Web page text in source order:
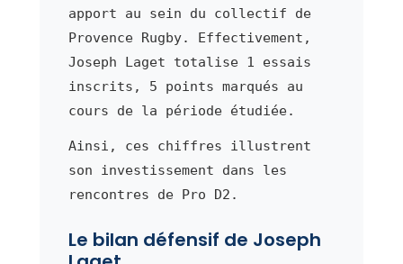
apport au sein du collectif de
Provence Rugby. Effectivement,
Joseph Laget totalise 1 essais
inscrits, 5 points marqués au
cours de la période étudiée.
Ainsi, ces chiffres illustrent
son investissement dans les
rencontres de Pro D2.
Le bilan défensif de Joseph